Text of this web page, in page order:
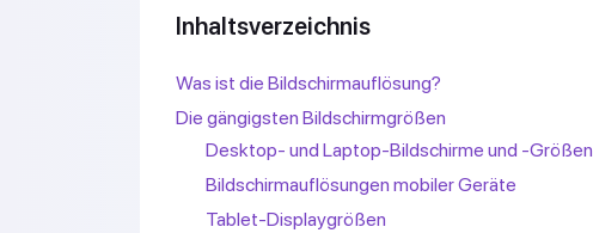
Inhaltsverzeichnis
Was ist die Bildschirmauflösung?
Die gängigsten Bildschirmgrößen
Desktop- und Laptop-Bildschirme und -Größen
Bildschirmauflösungen mobiler Geräte
Tablet-Displaygrößen